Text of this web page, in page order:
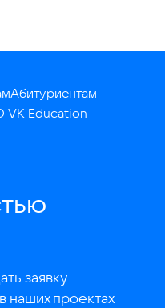
Абитуриентам
VK Education
заявку
наших проектах